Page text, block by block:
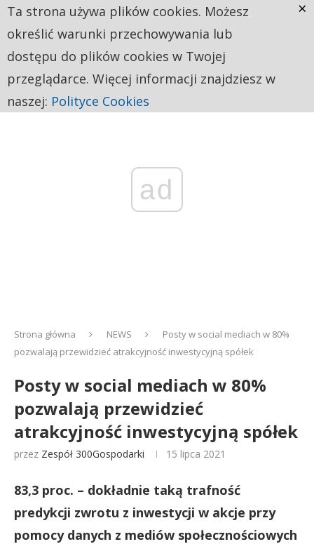
ad
Strona główna NEWS
Posty w social mediach w 80%
pozwalają przewidzieć atrakcyjność inwestycyjną spółek
Posty w social mediach w 80%
pozwalają przewidzieć
atrakcyjność inwestycyjną spółek
przez Zespół 300Gospodarki 15 lipca 2021
83,3 proc. – dokładnie taką trafność
predykcji zwrotu z inwestycji w akcje przy
pomocy danych z mediów społecznościowych
Ta strona używa plików cookies. Możesz
określić warunki przechowywania lub
dostępu do plików cookies w Twojej
przeglądarce. Więcej informacji znajdziesz w
naszej: Polityce Cookies
×